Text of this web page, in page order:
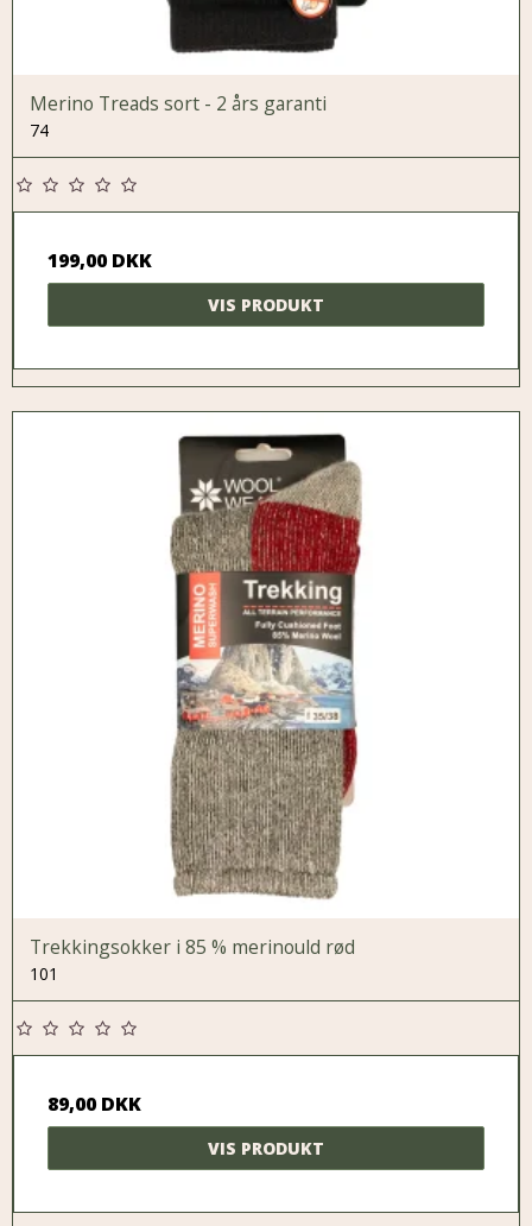
Merino Treads sort - 2 års garanti
74
199,00 DKK
VIS PRODUKT
Trekkingsokker i 85 % merinould rød
101
89,00 DKK
VIS PRODUKT